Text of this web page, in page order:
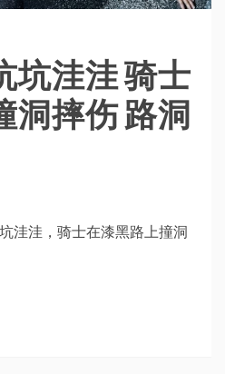
坑洼洼 骑士
洞摔伤 路洞
洼洼，骑士在漆黑路上撞洞